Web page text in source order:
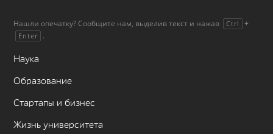
Нашли опечатку? Сообщите нам, выделив текст и нажав Ctrl +
Enter .
Наука
Образование
Стартапы и бизнес
Жизнь университета